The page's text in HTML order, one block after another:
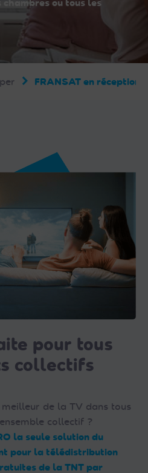
chambres ou tous les
FRANSAT en
pour tous
collectifs
de la TV dans tous
collectif ?
la seule solution du
pour la télédistribution
de la TNT par